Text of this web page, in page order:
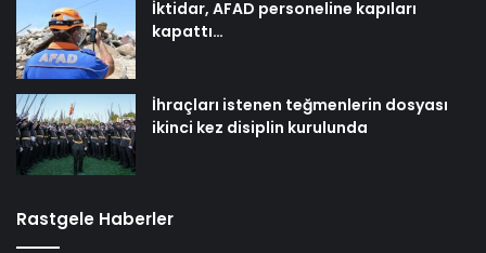
İktidar, AFAD personeline kapıları
kapattı…
İhraçları istenen teğmenlerin dosyası
ikinci kez disiplin kurulunda
Rastgele Haberler